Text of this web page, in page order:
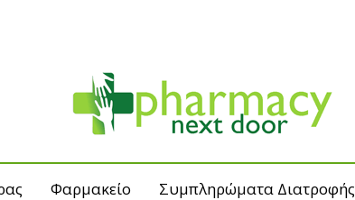
Φαρμακείο Συμπληρώματα Διατροφής